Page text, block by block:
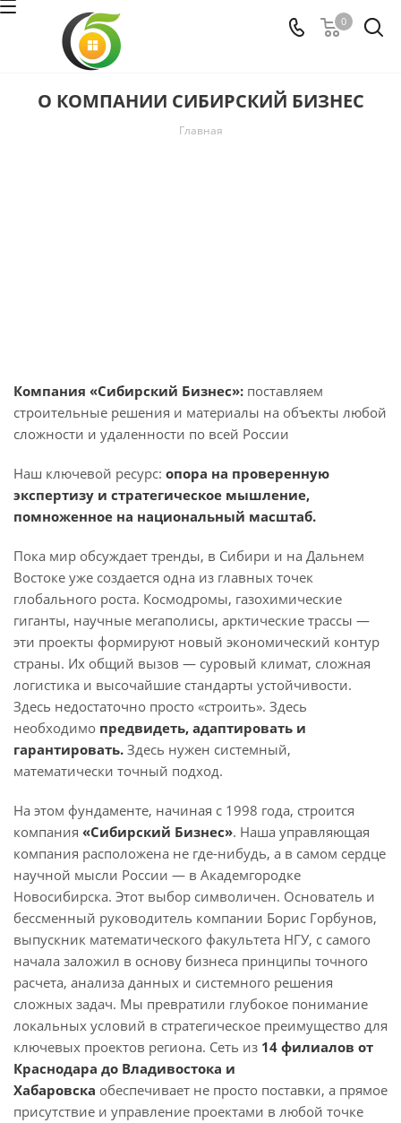
0
О КОМПАНИИ СИБИРСКИЙ БИЗНЕС
Главная
Компания «Сибирский Бизнес»: поставляем
строительные решения и материалы на объекты любой
сложности и удаленности по всей России
Наш ключевой ресурс: опора на проверенную
экспертизу и стратегическое мышление,
помноженное на национальный масштаб.
Пока мир обсуждает тренды, в Сибири и на Дальнем
Востоке уже создается одна из главных точек
глобального роста. Космодромы, газохимические
гиганты, научные мегаполисы, арктические трассы —
эти проекты формируют новый экономический контур
страны. Их общий вызов — суровый климат, сложная
логистика и высочайшие стандарты устойчивости.
Здесь недостаточно просто «строить». Здесь
необходимо предвидеть, адаптировать и
гарантировать. Здесь нужен системный,
математически точный подход.
На этом фундаменте, начиная с 1998 года, строится
компания «Сибирский Бизнес». Наша управляющая
компания расположена не где-нибудь, а в самом сердце
научной мысли России — в Академгородке
Новосибирска. Этот выбор символичен. Основатель и
бессменный руководитель компании Борис Горбунов,
выпускник математического факультета НГУ, с самого
начала заложил в основу бизнеса принципы точного
расчета, анализа данных и системного решения
сложных задач. Мы превратили глубокое понимание
локальных условий в стратегическое преимущество для
ключевых проектов региона. Сеть из 14 филиалов от
Краснодара до Владивостока и
Хабаровска обеспечивает не просто поставки, а прямое
присутствие и управление проектами в любой точке